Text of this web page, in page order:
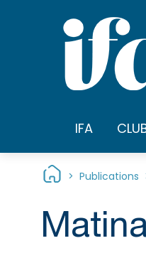
IFA
> Publications